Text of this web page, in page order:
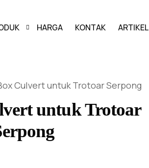
BLOCK
BLOCK
BETON
HARGA KONTAK ARTIKEL
Culvert untuk Trotoar Serpong
untuk Trotoar